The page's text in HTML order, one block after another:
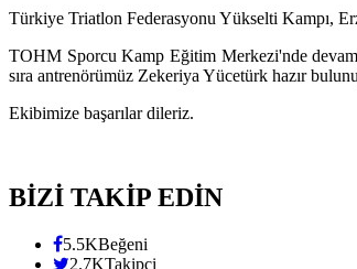
Türkiye Triatlon Federasyonu Yükselti Kampı,
TOHM Sporcu Kamp Eğitim Merkezi'nde devam
sıra antrenörümüz Zekeriya Yücetürk hazır
Ekibimize başarılar dileriz.
BİZİ TAKİP EDİN
5.5KBeğeni
2.7KTakipçi